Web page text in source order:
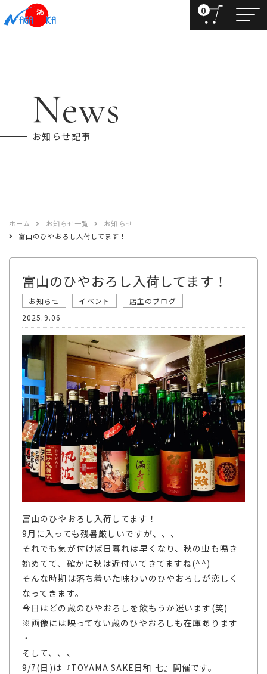
0
News
お知らせ記事
ホーム お知らせ一覧
お知らせ
富山のひやおろし入荷してます！
富山のひやおろし入荷してます！
お知らせ イベント
店主のブログ
2025.9.06
富山のひやおろし入荷してます！
9月に入っても残暑厳しいですが、、、
それでも気が付けば日暮れは早くなり、秋の虫も鳴き
始めてて、確かに秋は近付いてきてますね(^^)
そんな時期は落ち着いた味わいのひやおろしが恋しく
なってきます。
今日はどの蔵のひやおろしを飲もうか迷います(笑)
※画像には映ってない蔵のひやおろしも在庫あります
・
そして、、、
9/7(日)は『TOYAMA SAKE日和 七』開催です。